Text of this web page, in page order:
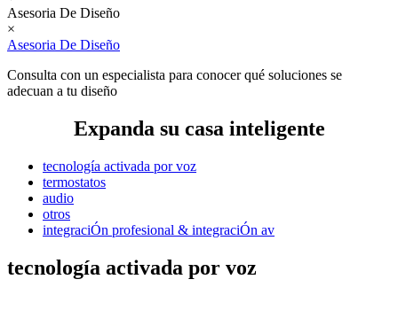
Asesoria De Diseño
×
Asesoria De Diseño
Consulta con un especialista para conocer qué soluciones se
adecuan a tu diseño
Expanda su casa inteligente
tecnología activada por voz
termostatos
audio
otros
integraciÓn profesional & integraciÓn av
tecnología activada por voz